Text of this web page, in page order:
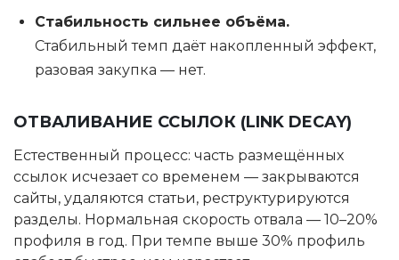
Стабильность сильнее объёма.
Стабильный темп даёт накопленный эффект,
разовая закупка — нет.
ОТВАЛИВАНИЕ ССЫЛОК (LINK DECAY)
Естественный процесс: часть размещённых
ссылок исчезает со временем — закрываются
сайты, удаляются статьи, реструктурируются
разделы. Нормальная скорость отвала — 10–20%
профиля в год. При темпе выше 30% профиль